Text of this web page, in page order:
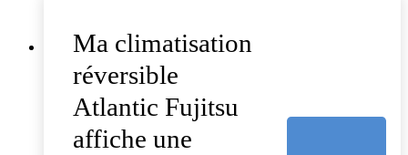
Ma climatisation
réversible
Atlantic Fujitsu
affiche une